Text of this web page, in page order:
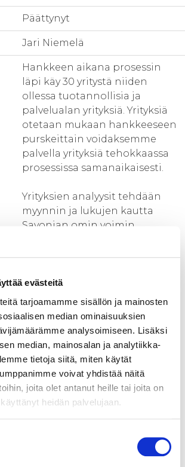
evästeitä
tarjoamamme sisällön ja mainosten
median ominaisuuksien
analysoimiseen. Lisäksi
median, mainosalan ja analytiikka-
tietoja siitä, miten käytät
voivat yhdistää näitä
joita olet antanut heille tai joita on
heidän palvelujaan.
Päättynyt
Jari Niemelä
Hankkeen aikana prosessin
läpi käy 30 yritystä niiden
ollessa tuotannollisia ja
palvelualan yrityksiä. Yrityksiä
otetaan mukaan hankkeeseen
purskeittain voidaksemme
palvella yrityksiä tehokkaassa
prosessissa samanaikaisesti.
Yrityksien analyysit tehdään
myynnin ja lukujen kautta
Savonian omin voimin.
kehittämisessä hankimme
osaamista yrityksiin
erikoistuneista
henkilöstöhallinnon
palvelujen tarjoajista.
Kohdemaiden markkinoiden
ja kulttuurien analyyseissä
tavoitteenamme on hyödyntää